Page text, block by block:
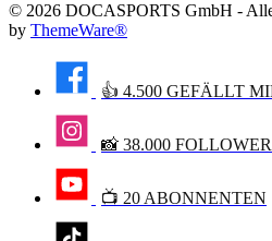
© 2026 DOCASPORTS GmbH -
by ThemeWare®
👍 4.500 GEFÄLLT
📸 38.000 FOLLOWER
📺 20 ABONNENTEN